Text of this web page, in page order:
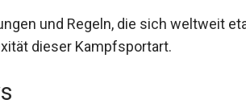
und Regeln, die sich weltweit
dieser Kampfsportart.